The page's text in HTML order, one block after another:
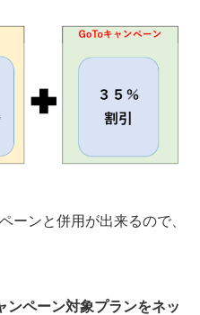
ーンと併用が出来るので、
ンペーン対象プランをネッ